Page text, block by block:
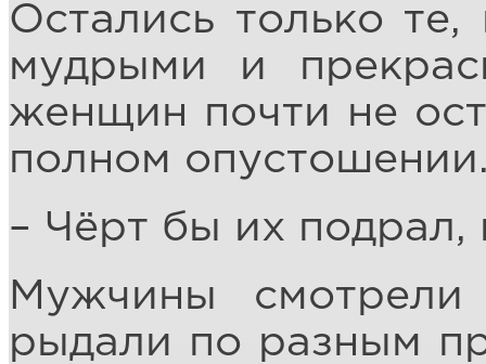
Остались только
мудрыми и
женщин почти не
полном
– Чёрт бы их подрал,
Мужчины
рыдали по разным